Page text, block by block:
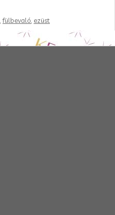
,fülbevaló ezüst